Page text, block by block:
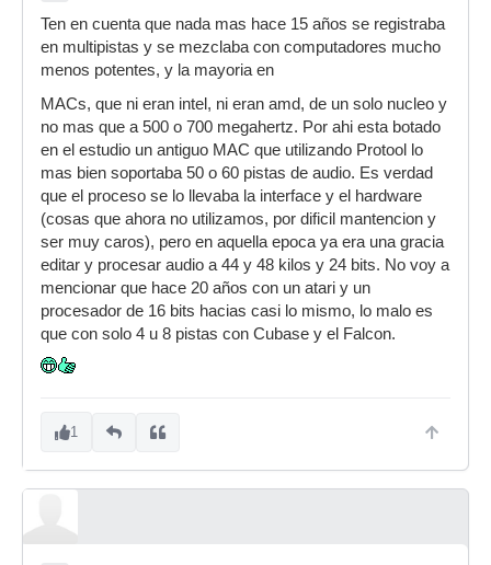
Ten en cuenta que nada mas hace 15 años se registraba
en multipistas y se mezclaba con computadores mucho
menos potentes, y la mayoria en
MACs, que ni eran intel, ni eran amd, de un solo nucleo y
no mas que a 500 o 700 megahertz. Por ahi esta botado
en el estudio un antiguo MAC que utilizando Protool lo
mas bien soportaba 50 o 60 pistas de audio. Es verdad
que el proceso se lo llevaba la interface y el hardware
(cosas que ahora no utilizamos, por dificil mantencion y
ser muy caros), pero en aquella epoca ya era una gracia
editar y procesar audio a 44 y 48 kilos y 24 bits. No voy a
mencionar que hace 20 años con un atari y un
procesador de 16 bits hacias casi lo mismo, lo malo es
que con solo 4 u 8 pistas con Cubase y el Falcon.
1